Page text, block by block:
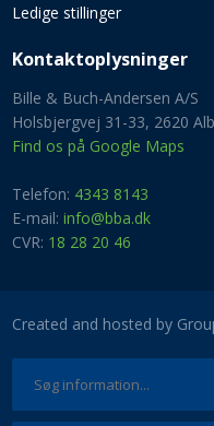
Ledige stillinger
Kontaktoplysninger​
Bille & Buch-Andersen A/S
Holsbjergvej 31-33, 2620
Find os på Google Maps
Telefon: 4343 8143
E-mail: info@bba.dk
​CVR: 18 28 20 46
Created and hosted by